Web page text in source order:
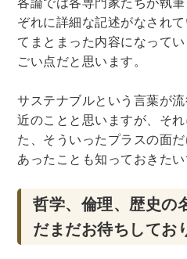
各論では各専門家たちが執
ぞれに詳細な記述がなされ
てまとまった内容になって
ごい点だと思います。
サステナブルという言葉が
近のことと思いますが、そ
た、そういったプラスの面
あったことも知っておきたい
哲学、倫理、歴史の
だまだお待ちしてお